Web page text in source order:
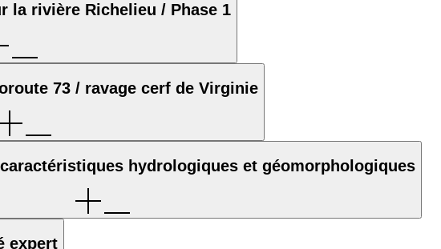
la rivière Richelieu / Phase 1
73 / ravage cerf de Virginie
hydrologiques et géomorphologiques
expert